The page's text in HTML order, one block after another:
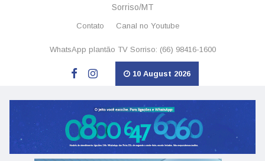
Sorriso/MT
Contato Canal no Youtube
WhatsApp plantão TV Sorriso: (66) 98416-1600
10 August 2026